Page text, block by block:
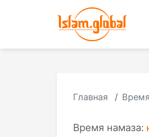
Главная
Время намаза: